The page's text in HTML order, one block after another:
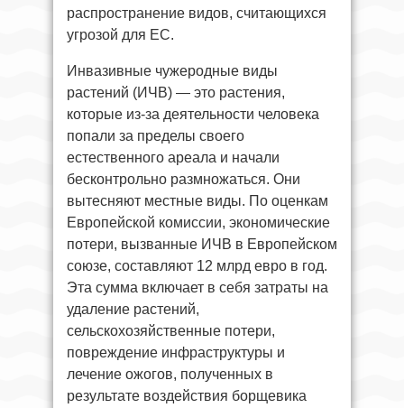
распространение видов, считающихся
угрозой для ЕС.
Инвазивные чужеродные виды
растений (ИЧВ) — это растения,
которые из-за деятельности человека
попали за пределы своего
естественного ареала и начали
бесконтрольно размножаться. Они
вытесняют местные виды. По оценкам
Европейской комиссии, экономические
потери, вызванные ИЧВ в Европейском
союзе, составляют 12 млрд евро в год.
Эта сумма включает в себя затраты на
удаление растений,
сельскохозяйственные потери,
повреждение инфраструктуры и
лечение ожогов, полученных в
результате воздействия борщевика